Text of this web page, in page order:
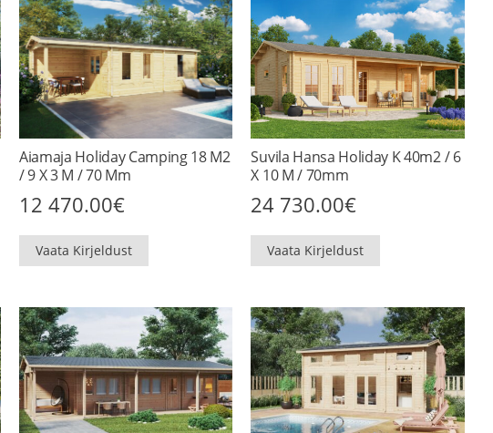
Aiamaja Holiday Camping 18 M2
/ 9 X 3 M / 70 Mm
12 470.00€
Vaata Kirjeldust
Suvila Hansa Holiday K 40m2 / 6
X 10 M / 70mm
24 730.00€
Vaata Kirjeldust